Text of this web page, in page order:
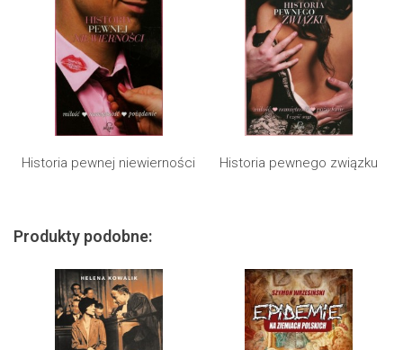
Historia pewnej niewierności Historia pewnego związku
Produkty podobne: